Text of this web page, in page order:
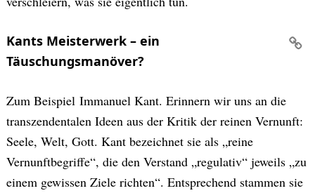
Kants Meisterwerk – ein
Täuschungsmanöver?
Zum Beispiel Immanuel Kant. Erinnern wir uns an die
transzendentalen Ideen aus der Kritik der reinen Vernunft:
Seele, Welt, Gott. Kant bezeichnet sie als „reine
Vernunftbegriffe“, die den Verstand „regulativ“ jeweils „zu
einem gewissen Ziele richten“. Entsprechend stammen sie